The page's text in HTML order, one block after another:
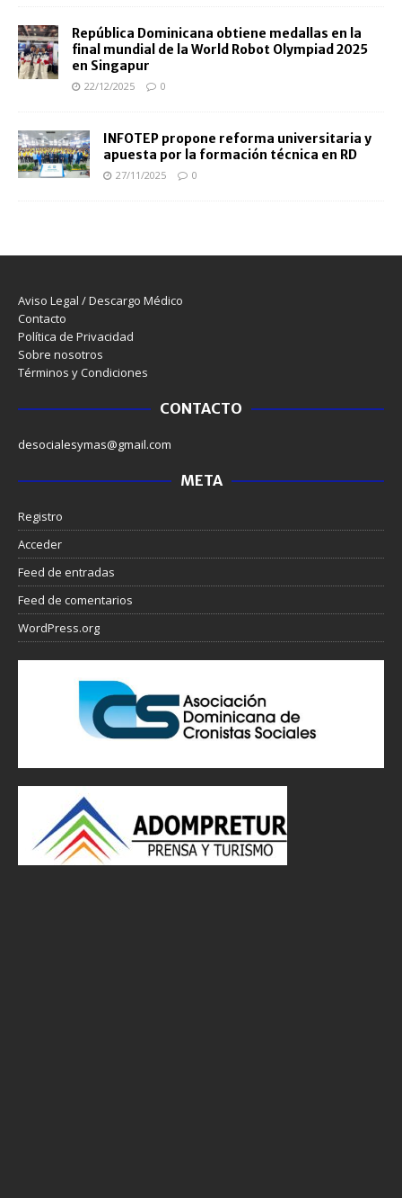
República Dominicana obtiene medallas en la
final mundial de la World Robot Olympiad 2025
en Singapur
22/12/2025 0
INFOTEP propone reforma universitaria y
apuesta por la formación técnica en RD
27/11/2025 0
Aviso Legal / Descargo Médico
Contacto
Política de Privacidad
Sobre nosotros
Términos y Condiciones
CONTACTO
desocialesymas@gmail.com
META
Registro
Acceder
Feed de entradas
Feed de comentarios
WordPress.org